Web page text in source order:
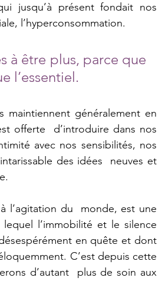
jusqu’à présent fondait nos
l’hyperconsommation.
à être plus, parce que
l’essentiel.
maintiennent généralement en
offerte  d’introduire dans nos
avec nos sensibilités, nos
des idées  neuves et
l’agitation du  monde, est une
l’immobilité et le silence
en quête et dont
C’est depuis cette
d’autant  plus de soin aux